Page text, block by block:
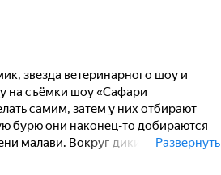
звезда ветеринарного шоу и
на съёмки шоу «Сафари
самим, затем у них отбирают
бурю они наконец-то добираются
малави. Вокруг дикие звериРазвернуть